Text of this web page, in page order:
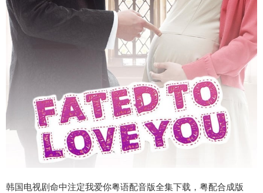
韩国电视剧命中注定我爱你粤语配音版全集下载，粤配合成版